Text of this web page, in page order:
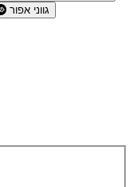
גווני אפור